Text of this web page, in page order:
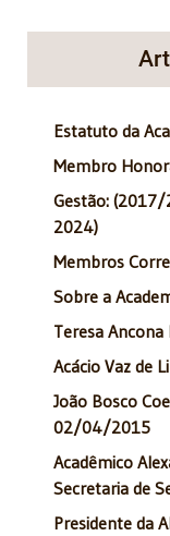
Estatuto da
Membro
Gestão: (2017/
2024)
Membros
Sobre a
Teresa Ancona
Acácio Vaz de
João Bosco
02/04/2015
Acadêmico
Secretaria de
Presidente da